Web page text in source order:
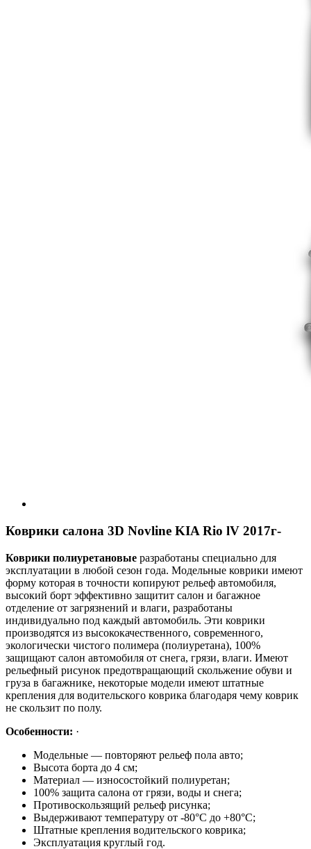
Коврики салона 3D Novline KIA Rio lV 2017г-
Коврики полиуретановые разработаны специально для
эксплуатации в любой сезон года. Модельные коврики имеют
форму которая в точности копируют рельеф автомобиля,
высокий борт эффективно защитит салон и багажное
отделение от загрязнений и влаги, разработаны
индивидуально под каждый автомобиль. Эти коврики
производятся из высококачественного, современного,
экологически чистого полимера (полиуретана), 100%
защищают салон автомобиля от снега, грязи, влаги. Имеют
рельефный рисунок предотвращающий скольжение обуви и
груза в багажнике, некоторые модели имеют штатные
крепления для водительского коврика благодаря чему коврик
не скользит по полу.
Особенности: ·
Модельные — повторяют рельеф пола авто;
Высота борта до 4 см;
Материал — износостойкий полиуретан;
100% защита салона от грязи, воды и снега;
Противоскользящий рельеф рисунка;
Выдерживают температуру от -80°С до +80°С;
Штатные крепления водительского коврика;
Эксплуатация круглый год.